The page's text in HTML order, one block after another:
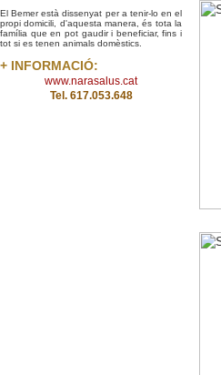
El Bemer està dissenyat per a tenir-lo en el
propi domicili, d'aquesta manera, és tota la
família que en pot gaudir i beneficiar, fins i
tot si es tenen animals domèstics.
+ INFORMACIÓ:
www.narasalus.cat
Tel. 617.053.648